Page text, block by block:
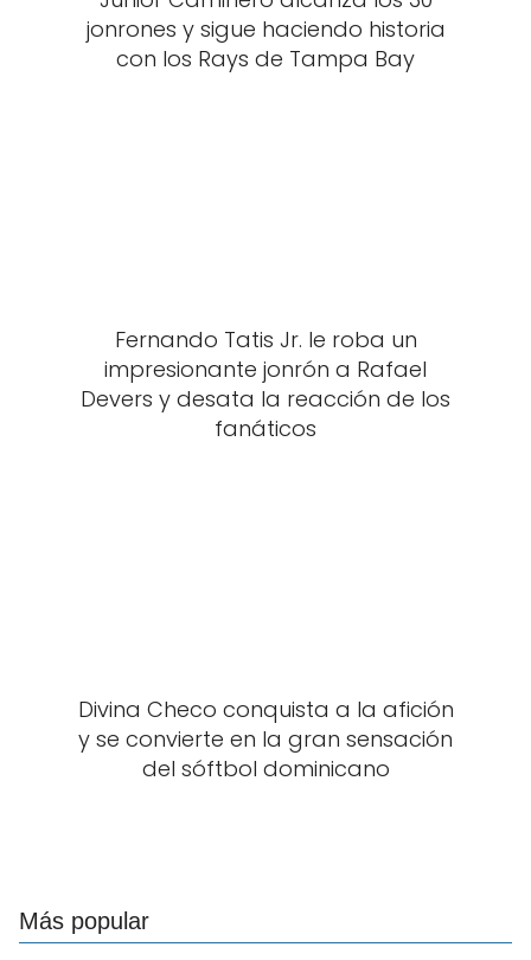
jonrones y sigue haciendo historia
con los Rays de Tampa Bay
Fernando Tatis Jr. le roba un
impresionante jonrón a Rafael
Devers y desata la reacción de los
fanáticos
Divina Checo conquista a la afición
y se convierte en la gran sensación
del sóftbol dominicano
Más popular